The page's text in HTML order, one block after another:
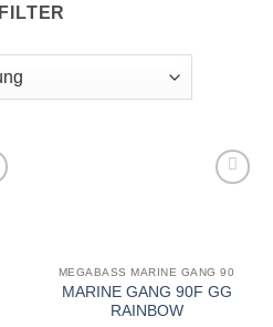
FILTER
MEGABASS MARINE GANG 90
MARINE GANG 90F GG
RAINBOW